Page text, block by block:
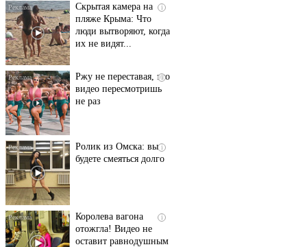
i
Скрытая камера на
пляже Крыма: Что
люди вытворяют, когда
их не видят...
i
Ржу не переставая, это
видео пересмотришь
не раз
i
Ролик из Омска: вы
будете смеяться долго
i
Королева вагона
отожгла! Видео не
оставит равнодушным